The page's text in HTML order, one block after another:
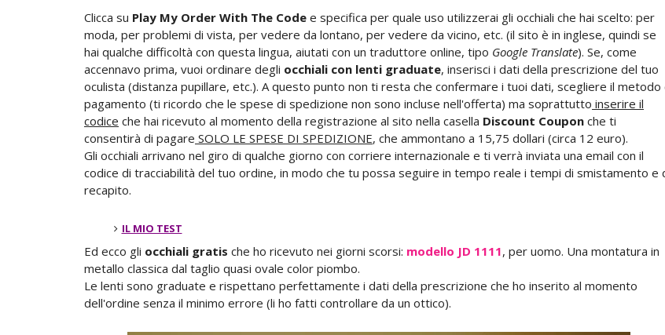
Clicca su Play My Order With The Code e specifica per quale uso utilizzerai gli occhiali che hai scelto: per
moda, per problemi di vista, per vedere da lontano, per vedere da vicino, etc. (il sito è in inglese, quindi se
hai qualche difficoltà con questa lingua, aiutati con un traduttore online, tipo Google Translate). Se, come
accennavo prima, vuoi ordinare degli occhiali con lenti graduate, inserisci i dati della prescrizione del tuo
oculista (distanza pupillare, etc.). A questo punto non ti resta che confermare i tuoi dati, scegliere il metodo
pagamento (ti ricordo che le spese di spedizione non sono incluse nell'offerta) ma soprattutto inserire il
codice che hai ricevuto al momento della registrazione al sito nella casella Discount Coupon che ti
consentirà di pagare SOLO LE SPESE DI SPEDIZIONE, che ammontano a 15,75 dollari (circa 12 euro).
Gli occhiali arrivano nel giro di qualche giorno con corriere internazionale e ti verrà inviata una email con il
codice di tracciabilità del tuo ordine, in modo che tu possa seguire in tempo reale i tempi di smistamento e
recapito.
IL MIO TEST
Ed ecco gli occhiali gratis che ho ricevuto nei giorni scorsi: modello JD 1111, per uomo. Una montatura in
metallo classica dal taglio quasi ovale color piombo.
Le lenti sono graduate e rispettano perfettamente i dati della prescrizione che ho inserito al momento
dell'ordine senza il minimo errore (li ho fatti controllare da un ottico).